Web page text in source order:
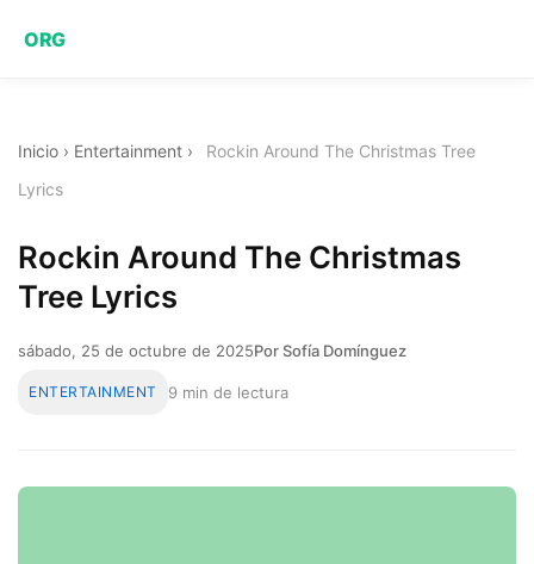
ORG
Inicio › Entertainment ›
Rockin Around The Christmas Tree
Lyrics
Rockin Around The Christmas
Tree Lyrics
sábado, 25 de octubre de 2025Por Sofía Domínguez
ENTERTAINMENT 9 min de lectura